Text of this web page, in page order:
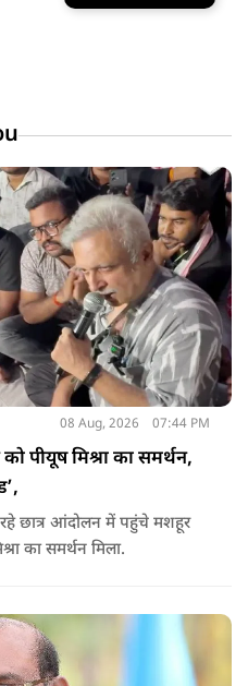
08 Aug, 2026 07:44 PM
पीयूष मिश्रा का समर्थन,
छात्र आंदोलन में पहुंचे मशहूर
का समर्थन मिला.